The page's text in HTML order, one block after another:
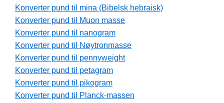
Konverter pund til mina (Bibelsk hebraisk)
Konverter pund til Muon masse
Konverter pund til nanogram
Konverter pund til Nøytronmasse
Konverter pund til pennyweight
Konverter pund til petagram
Konverter pund til pikogram
Konverter pund til Planck-massen